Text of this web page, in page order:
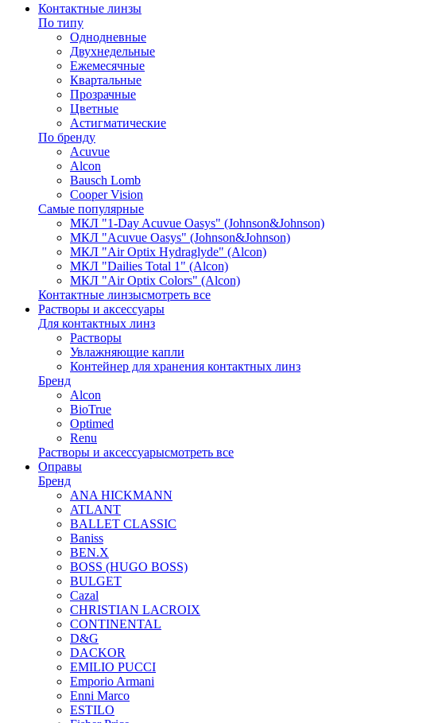
Контактные линзы
По типу
Однодневные
Двухнедельные
Ежемесячные
Квартальные
Прозрачные
Цветные
Астигматические
По бренду
Acuvue
Alcon
Bausch Lomb
Cooper Vision
Самые популярные
МКЛ "1-Day Acuvue Oasys" (Johnson&Johnson)
МКЛ "Acuvue Oasys" (Johnson&Johnson)
МКЛ "Air Optix Hydraglyde" (Alcon)
МКЛ "Dailies Total 1" (Alcon)
МКЛ "Air Optix Colors" (Alcon)
Контактные линзысмотреть все
Растворы и аксессуары
Для контактных линз
Растворы
Увлажняющие капли
Контейнер для хранения контактных линз
Бренд
Alcon
BioTrue
Optimed
Renu
Растворы и аксессуарысмотреть все
Оправы
Бренд
ANA HICKMANN
ATLANT
BALLET CLASSIC
Baniss
BEN.X
BOSS (HUGO BOSS)
BULGET
Cazal
CHRISTIAN LACROIX
CONTINENTAL
D&G
DACKOR
EMILIO PUCCI
Emporio Armani
Enni Marco
ESTILO